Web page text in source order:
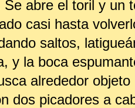
abre el toril y un
casi hasta
saltos,
y la boca
alrededor objeto
dos picadores a